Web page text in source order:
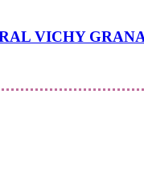
VICHY